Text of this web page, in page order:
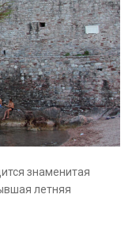
знаменитая
летняя